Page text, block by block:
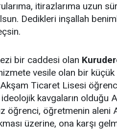
itirazlarıma uzun
Dedikleri inşallah
bir caddesi olan
vesile olan bir küçük
Ticaret Lisesi
ideolojik kavgaların olduğu
öğrenci, öğretmenin aleni
üzerine, ona karşı